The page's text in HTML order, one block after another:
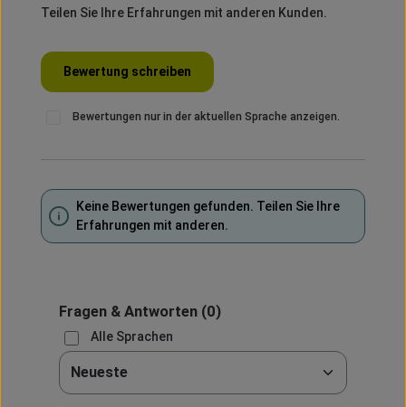
Teilen Sie Ihre Erfahrungen mit anderen Kunden.
Bewertung schreiben
Bewertungen nur in der aktuellen Sprache anzeigen.
Keine Bewertungen gefunden. Teilen Sie Ihre
Erfahrungen mit anderen.
Fragen & Antworten(0)
Alle Sprachen
Sortieren nach